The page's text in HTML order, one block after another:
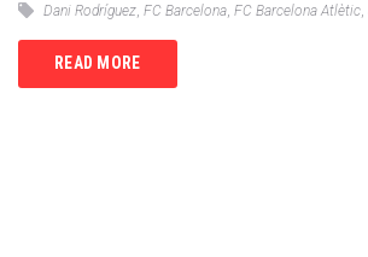
Dani Rodríguez FC Barcelona FC Barcelona Atlètic
READ MORE